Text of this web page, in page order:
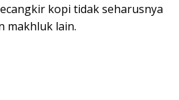
kopi tidak seharusnya
makhluk lain.